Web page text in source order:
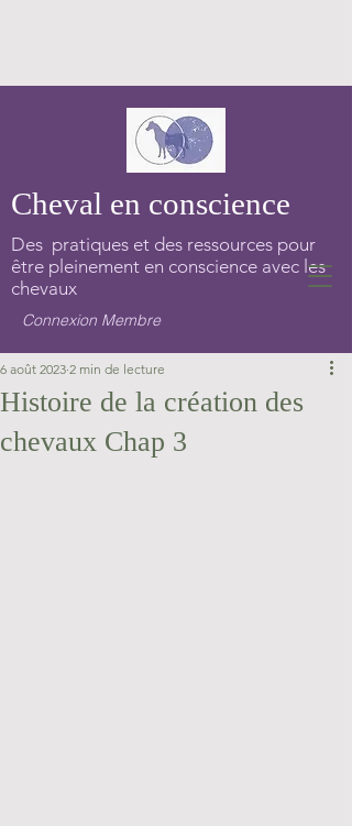
Cheval en conscience
Des pratiques et des ressources pour
être pleinement en conscience avec les
chevaux
Connexion Membre
Histoire de la création des
chevaux Chap 3
6 août 2023 2 min de lecture